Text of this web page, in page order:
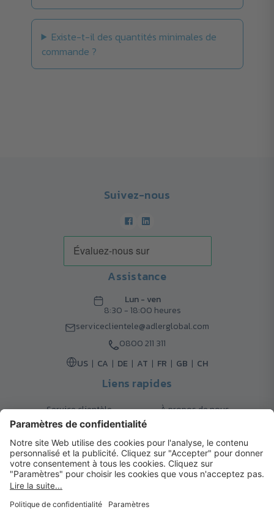
Existe-t-il des quantités minimales de
commande ?
Suivez-nous
Assistance
Lun - ven
8:30 - 18:00 heures
serviceclientele@adlerglobal.com
0800 211 311
US
CA DE AT FR GB CH
Liens rapides
Service clientèle
À propos de nous
Retours
Contact
FAQ
Garanties
Mode de paiement
Magazine
Mentions légales